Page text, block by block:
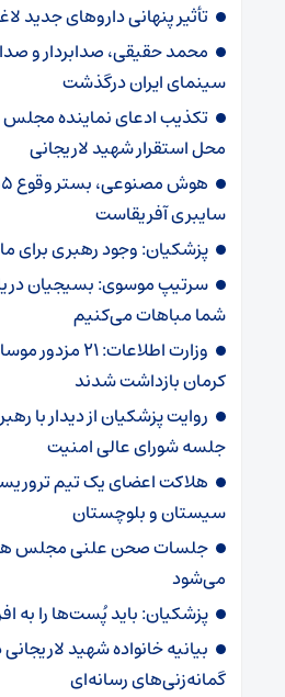
تأثیر پنهانی داروهای جدید
محمد حقیقی، صدابردار و
سینمای ایران درگذشت
تکذیب ادعای نماینده مجلس
محل استقرار شهید لاریجانی
سایبری آفریقاست
پزشکیان: وجود رهبری برای
سرتیپ موسوی: بسیجیان
شما مباهات می‌کنیم
کرمان بازداشت شدند
روایت پزشکیان از دیدار با
جلسه شورای عالی امنیت
هلاکت اعضای یک تیم
سیستان و بلوچستان
جلسات صحن علنی مجلس
می‌شود
پزشکیان: باید پُست‌ها را به
بیانیه خانواده شهید
گمانه‌زنی‌های رسانه‌ای